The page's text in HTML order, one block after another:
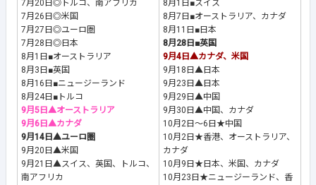
7月20日◎トルコ、南アフリカ
7月26日◎米国
7月27日◎ユーロ圏
7月28日◎日本
8月1日■オーストラリア
8月3日■英国
8月16日■ニュージーランド
8月24日■トルコ
9月5日▲オーストラリア
9月6日▲カナダ
9月14日▲ユーロ圏
9月20日▲米国
9月21日▲スイス、英国、トルコ、
南アフリカ
8月1日■スイス
8月7日■オーストラリア、カナダ
8月11日■日本
8月28日■英国
9月4日▲カナダ、米国
9月18日▲日本
9月23日▲日本
9月29日▲中国
9月30日▲中国、カナダ
10月2日～6日★中国
10月2日★香港、オーストラリア、
カナダ
10月9日★日本、米国、カナダ
10月23日★ニュージーランド、香